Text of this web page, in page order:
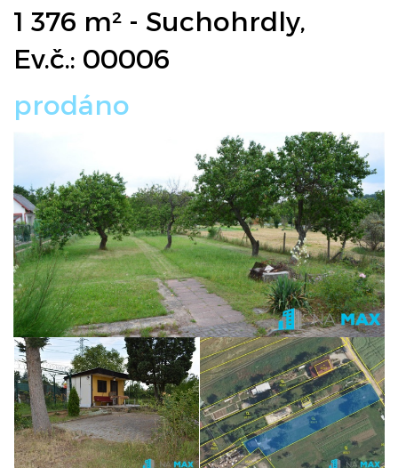
1 376 m² - Suchohrdly,
Ev.č.: 00006
prodáno